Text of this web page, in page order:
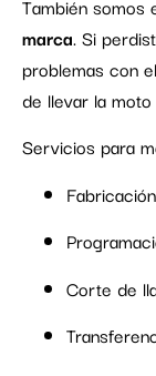
También somos
marca. Si
problemas con
de llevar la
Servicios para
Corte de